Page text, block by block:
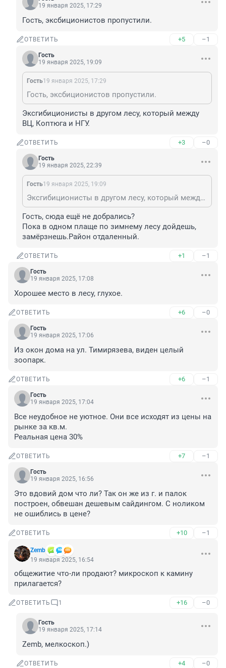
19 января 2025, 17:29
Гость, эксбиционистов пропустили.
ОТВЕТИТЬ +5 –1
Гость
19 января 2025, 19:09
Гость19 января 2025, 17:29
Гость, эксбиционистов пропустили.
Эксгибиционисты в другом лесу, который между
ВЦ, Коптюга и НГУ.
ОТВЕТИТЬ +3 –0
Гость
19 января 2025, 22:39
Гость19 января 2025, 19:09
Эксгибиционисты в другом лесу, который между ВЦ, Коптюга и НГУ.
Гость, сюда ещё не добрались?
Пока в одном плаще по зимнему лесу дойдешь,
замёрзнешь.Район отдаленный.
ОТВЕТИТЬ +1 –1
Гость
19 января 2025, 17:08
Хорошее место в лесу, глухое.
ОТВЕТИТЬ +6 –0
Гость
19 января 2025, 17:06
Из окон дома на ул. Тимирязева, виден целый
зоопарк.
ОТВЕТИТЬ +6 –1
Гость
19 января 2025, 17:04
Все неудобное не уютное. Они все исходят из цены на
рынке за кв.м.
Реальная цена 30%
ОТВЕТИТЬ +7 –1
Гость
19 января 2025, 16:56
Это вдовий дом что ли? Так он же из г. и палок
построен, обвешан дешевым сайдингом. С ноликом
не ошиблись в цене?
ОТВЕТИТЬ +10 –1
Zemb
19 января 2025, 16:54
общежитие что-ли продают? микроскоп к камину
прилагается?
ОТВЕТИТЬ 1 +16 –0
Гость
19 января 2025, 17:14
Zemb, мелкоскоп.)
ОТВЕТИТЬ +4 –0